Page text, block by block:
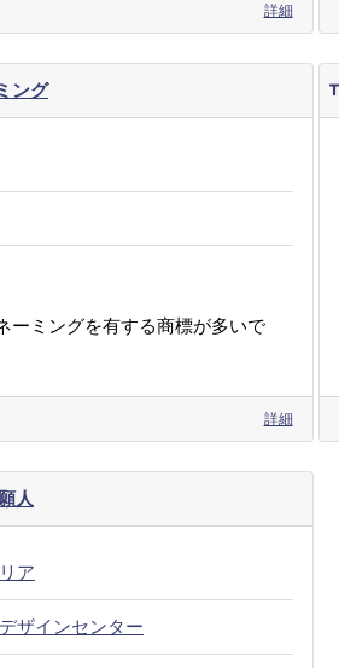
詳細
ング
ーミングを有する商標が多いで
詳細
人
ア
ザインセンター